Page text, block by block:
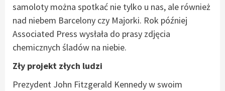
samoloty można spotkać nie tylko u nas, ale również
nad niebem Barcelony czy Majorki. Rok później
Associated Press wysłała do prasy zdjęcia
chemicznych śladów na niebie.
Zły projekt złych ludzi
Prezydent John Fitzgerald Kennedy w swoim